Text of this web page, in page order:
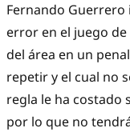
Fernando Guerrero
error en el juego
del área en un
repetir y el cual no
regla le ha costado
por lo que no